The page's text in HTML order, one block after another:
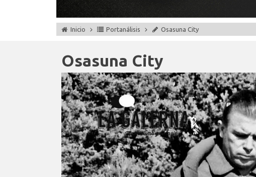
Inicio Portanálisis Osasuna City
Osasuna City